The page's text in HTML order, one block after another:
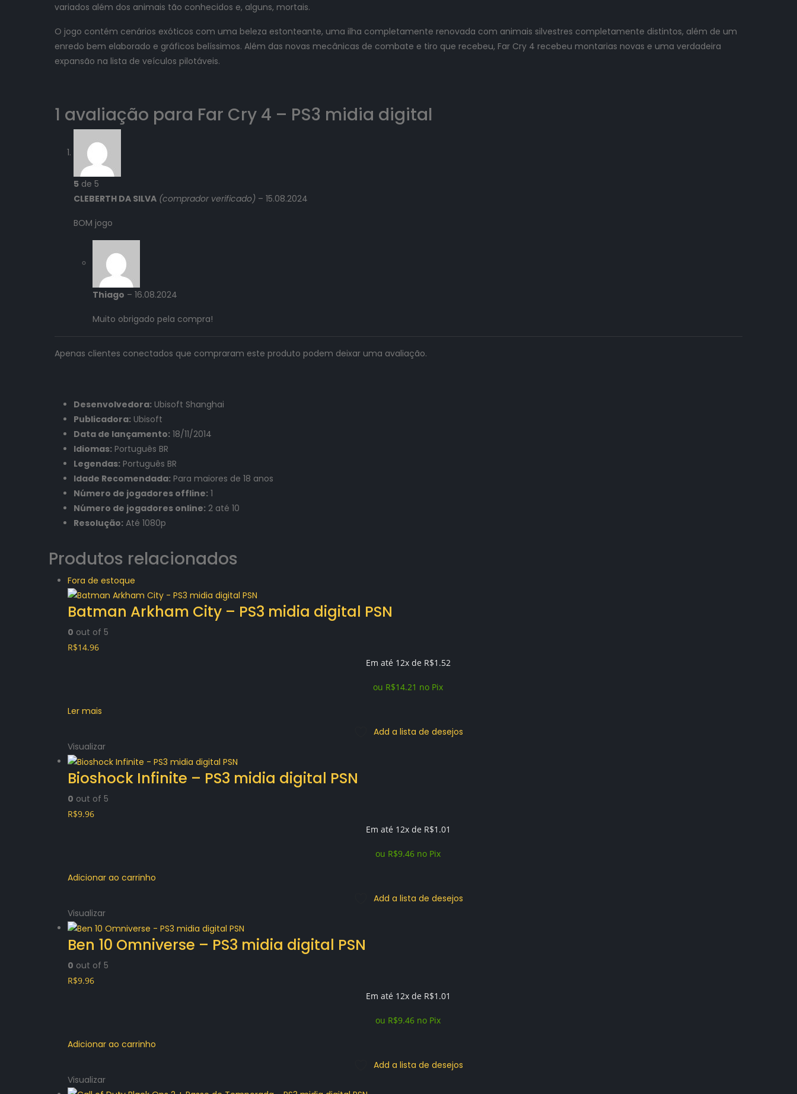
variados além dos animais tão conhecidos e, alguns, mortais.
O jogo contém cenários exóticos com uma beleza estonteante, uma ilha completamente renovada com animais silvestres completamente distintos, além de um
enredo bem elaborado e gráficos belíssimos. Além das novas mecânicas de combate e tiro que recebeu, Far Cry 4 recebeu montarias novas e uma verdadeira
expansão na lista de veículos pilotáveis.
1 avaliação para Far Cry 4 – PS3 midia digital
5 de 5
CLEBERTH DA SILVA (comprador verificado) – 15.08.2024
BOM jogo
Thiago – 16.08.2024
Muito obrigado pela compra!
Apenas clientes conectados que compraram este produto podem deixar uma avaliação.
Desenvolvedora: Ubisoft Shanghai
Publicadora: Ubisoft
Data de lançamento: 18/11/2014
Idiomas: Português BR
Legendas: Português BR
Idade Recomendada: Para maiores de 18 anos
Número de jogadores offline: 1
Número de jogadores online: 2 até 10
Resolução: Até 1080p
Produtos relacionados
Fora de estoque
Batman Arkham City – PS3 midia digital PSN
0 out of 5
R$14.96
Em até 12x de R$1.52
ou R$14.21 no Pix
Ler mais
Add a lista de desejos
Visualizar
Bioshock Infinite – PS3 midia digital PSN
0 out of 5
R$9.96
Em até 12x de R$1.01
ou R$9.46 no Pix
Adicionar ao carrinho
Add a lista de desejos
Visualizar
Ben 10 Omniverse – PS3 midia digital PSN
0 out of 5
R$9.96
Em até 12x de R$1.01
ou R$9.46 no Pix
Adicionar ao carrinho
Add a lista de desejos
Visualizar